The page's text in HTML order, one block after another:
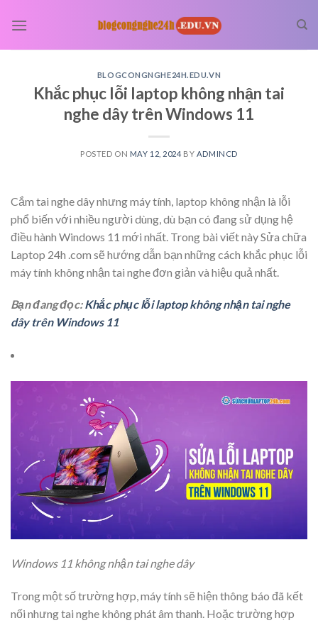
BLOGCONGNGHE24H.EDU.VN
Khắc phục lỗi laptop không nhận tai
nghe dây trên Windows 11
POSTED ON MAY 12, 2024 BY ADMINCD
Cắm tai nghe dây nhưng máy tính, laptop không nhận là lỗi
phổ biến với nhiều người dùng, dù bạn có đang sử dụng hệ
điều hành Windows 11 mới nhất. Trong bài viết này Sửa chữa
Laptop 24h .com sẽ hướng dẫn bạn những cách khắc phục lỗi
máy tính không nhận tai nghe đơn giản và hiệu quả nhất.
Bạn đang đọc:Khắc phục lỗi laptop không nhận tai nghe
dây trên Windows 11
Windows 11 không nhận tai nghe dây
Trong một số trường hợp, máy tính sẽ hiện thông báo đã kết
nối nhưng tai nghe không phát âm thanh. Hoặc trường hợp